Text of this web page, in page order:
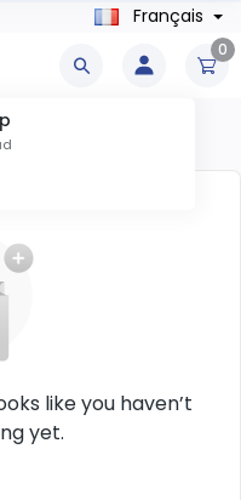
Français
0
like you haven’t
yet.